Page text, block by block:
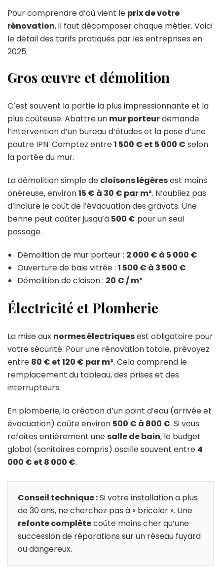
Pour comprendre d’où vient le prix de votre
rénovation, il faut décomposer chaque métier. Voici
le détail des tarifs pratiqués par les entreprises en
2025.
Gros œuvre et démolition
C’est souvent la partie la plus impressionnante et la
plus coûteuse. Abattre un mur porteurdemande
l’intervention d’un bureau d’études et la pose d’une
poutre IPN. Comptez entre1 500 € et 5 000 € selon
la portée du mur.
La démolition simple de cloisons légèresest moins
onéreuse, environ15 € à 30 € par m². N’oubliez pas
d’inclure le coût de l’évacuation des gravats. Une
benne peut coûter jusqu’à 500 € pour un seul
passage.
Démolition de mur porteur : 2 000 € à 5 000 €
Ouverture de baie vitrée : 1 500 € à 3 500 €
Démolition de cloison : 20 € / m²
Électricité et Plomberie
La mise aux normes électriquesest obligatoire pour
votre sécurité. Pour une rénovation totale, prévoyez
entre 80 € et 120 € par m². Cela comprend le
remplacement du tableau, des prises et des
interrupteurs.
En plomberie, la création d’un point d’eau (arrivée et
évacuation) coûte environ 500 € à 800 €. Si vous
refaites entièrement unesalle de bain, le budget
global (sanitaires compris) oscille souvent entre 4
000 € et 8 000 €.
Conseil technique :Si votre installation a plus
de 30 ans, ne cherchez pas à « bricoler ». Une
refonte complètecoûte moins cher qu’une
succession de réparations sur un réseau fuyard
ou dangereux.